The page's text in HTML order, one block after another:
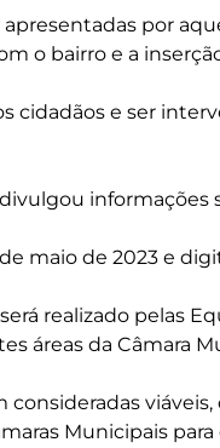
por
o bairro e a
cidadãos e ser
informações
maio de 2023 e
realizado pelas
áreas da Câmara
viáveis,
Municipais